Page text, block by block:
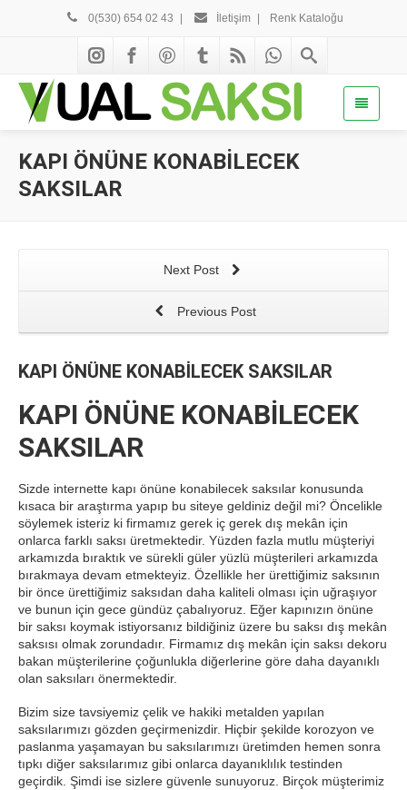
0(530) 654 02 43 İletişim Renk Kataloğu
KAPI ÖNÜNE KONABİLECEK
SAKSILAR
Next Post
Previous Post
KAPI ÖNÜNE KONABİLECEK SAKSILAR
KAPI ÖNÜNE KONABİLECEK
SAKSILAR
Sizde internette kapı önüne konabilecek saksılar konusunda
kısaca bir araştırma yapıp bu siteye geldiniz değil mi? Öncelikle
söylemek isteriz ki firmamız gerek iç gerek dış mekân için
onlarca farklı saksı üretmektedir. Yüzden fazla mutlu müşteriyi
arkamızda bıraktık ve sürekli güler yüzlü müşterileri arkamızda
bırakmaya devam etmekteyiz. Özellikle her ürettiğimiz saksının
bir önce ürettiğimiz saksıdan daha kaliteli olması için uğraşıyor
ve bunun için gece gündüz çabalıyoruz. Eğer kapınızın önüne
bir saksı koymak istiyorsanız bildiğiniz üzere bu saksı dış mekân
saksısı olmak zorundadır. Firmamız dış mekân için saksı dekoru
bakan müşterilerine çoğunlukla diğerlerine göre daha dayanıklı
olan saksıları önermektedir.
Bizim size tavsiyemiz çelik ve hakiki metalden yapılan
saksılarımızı gözden geçirmenizdir. Hiçbir şekilde korozyon ve
paslanma yaşamayan bu saksılarımızı üretimden hemen sonra
tıpkı diğer saksılarımız gibi onlarca dayanıklılık testinden
geçirdik. Şimdi ise sizlere güvenle sunuyoruz. Birçok müşterimiz